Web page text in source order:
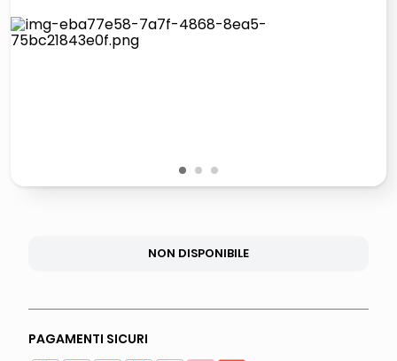
pattumiera raccolta differenziata
1 2 3
NON DISPONIBILE
PAGAMENTI SICURI